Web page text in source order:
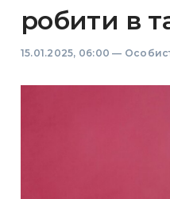
робити в
15.01.2025, 06:00 —